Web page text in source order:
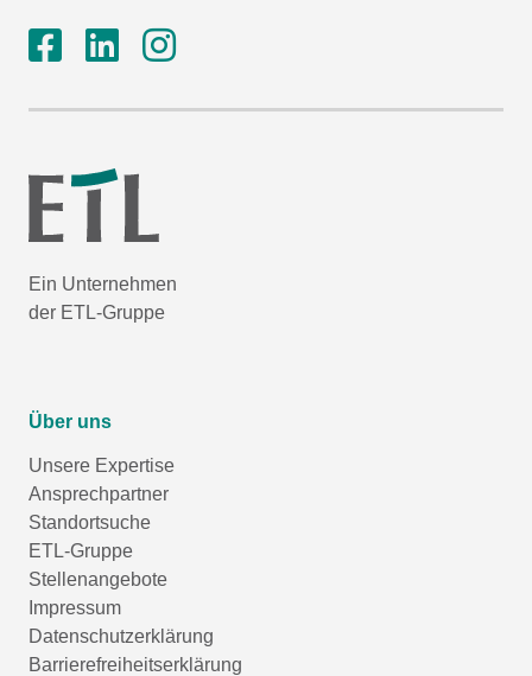
Ein Unternehmen
der ETL-Gruppe
Über uns
Unsere Expertise
Ansprechpartner
Standortsuche
ETL-Gruppe
Stellenangebote
Impressum
Datenschutzerklärung
Barrierefreiheitserklärung